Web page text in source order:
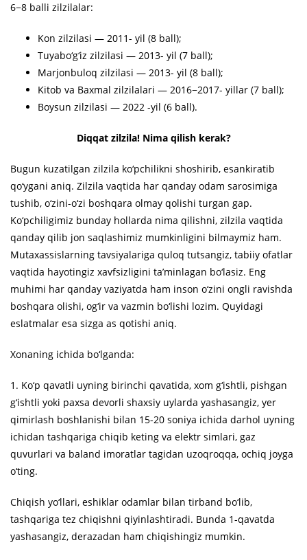
6−8 balli zilzilalar:
Kon zilzilasi — 2011- yil (8 ball);
Tuyabo‘g‘iz zilzilasi — 2013- yil (7 ball);
Marjonbuloq zilzilasi — 2013- yil (8 ball);
Kitob va Baxmal zilzilalari — 2016−2017- yillar (7 ball);
Boysun zilzilasi — 2022 -yil (6 ball).
Diqqat zilzila! Nima qilish kerak?
Bugun kuzatilgan zilzila ko‘pchilikni shoshirib, esankiratib
qo‘ygani aniq. Zilzila vaqtida har qanday odam sarosimiga
tushib, o‘zini-o‘zi boshqara olmay qolishi turgan gap.
Ko‘pchiligimiz bunday hollarda nima qilishni, zilzila vaqtida
qanday qilib jon saqlashimiz mumkinligini bilmaymiz ham.
Mutaxassislarning tavsiyalariga quloq tutsangiz, tabiiy ofatlar
vaqtida hayotingiz xavfsizligini ta’minlagan bo‘lasiz. Eng
muhimi har qanday vaziyatda ham inson o‘zini ongli ravishda
boshqara olishi, og‘ir va vazmin bo‘lishi lozim. Quyidagi
eslatmalar esa sizga as qotishi aniq.
Xonaning ichida bo‘lganda:
1. Ko‘p qavatli uyning birinchi qavatida, xom g‘ishtli, pishgan
g‘ishtli yoki paxsa devorli shaxsiy uylarda yashasangiz, yer
qimirlash boshlanishi bilan 15-20 soniya ichida darhol uyning
ichidan tashqariga chiqib keting va elektr simlari, gaz
quvurlari va baland imoratlar tagidan uzoqroqqa, ochiq joyga
o‘ting.
Chiqish yo‘llari, eshiklar odamlar bilan tirband bo‘lib,
tashqariga tez chiqishni qiyinlashtiradi. Bunda 1-qavatda
yashasangiz, derazadan ham chiqishingiz mumkin.